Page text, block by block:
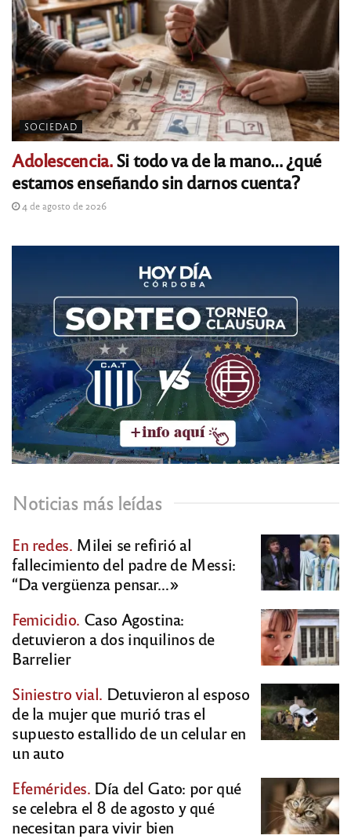
SOCIEDAD
Adolescencia.Si todo va de la mano… ¿qué
estamos enseñando sin darnos cuenta?
4 de agosto de 2026
Noticias más leídas
En redes. Milei se refirió al
fallecimiento del padre de Messi:
“Da vergüenza pensar…»
Femicidio. Caso Agostina:
detuvieron a dos inquilinos de
Barrelier
Siniestro vial. Detuvieron al esposo
de la mujer que murió tras el
supuesto estallido de un celular en
un auto
Efemérides. Día del Gato: por qué
se celebra el 8 de agosto y qué
necesitan para vivir bien